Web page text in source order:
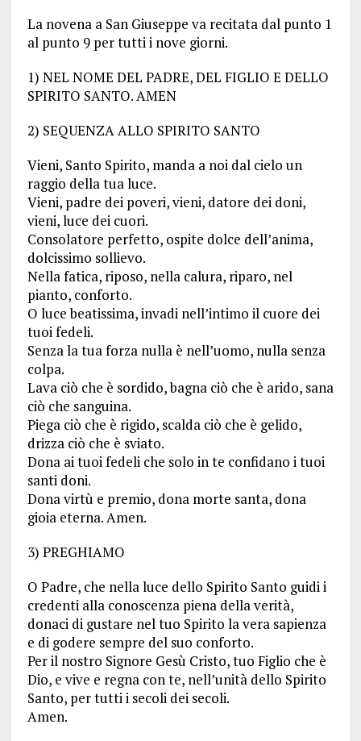
La novena a San Giuseppe va recitata dal punto 1
al punto 9 per tutti i nove giorni.
1) NEL NOME DEL PADRE, DEL FIGLIO E DELLO
SPIRITO SANTO. AMEN
2) SEQUENZA ALLO SPIRITO SANTO
Vieni, Santo Spirito, manda a noi dal cielo un
raggio della tua luce.
Vieni, padre dei poveri, vieni, datore dei doni,
vieni, luce dei cuori.
Consolatore perfetto, ospite dolce dell’anima,
dolcissimo sollievo.
Nella fatica, riposo, nella calura, riparo, nel
pianto, conforto.
O luce beatissima, invadi nell’intimo il cuore dei
tuoi fedeli.
Senza la tua forza nulla è nell’uomo, nulla senza
colpa.
Lava ciò che è sordido, bagna ciò che è arido, sana
ciò che sanguina.
Piega ciò che è rigido, scalda ciò che è gelido,
drizza ciò che è sviato.
Dona ai tuoi fedeli che solo in te confidano i tuoi
santi doni.
Dona virtù e premio, dona morte santa, dona
gioia eterna. Amen.
3) PREGHIAMO
O Padre, che nella luce dello Spirito Santo guidi i
credenti alla conoscenza piena della verità,
donaci di gustare nel tuo Spirito la vera sapienza
e di godere sempre del suo conforto.
Per il nostro Signore Gesù Cristo, tuo Figlio che è
Dio, e vive e regna con te, nell’unità dello Spirito
Santo, per tutti i secoli dei secoli.
Amen.